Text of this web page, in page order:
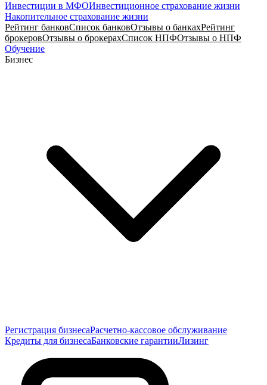
Инвестиции в МФОИнвестиционное страхование жизни
Накопительное страхование жизни
Рейтинг банковСписок банковОтзывы о банкахРейтинг
брокеровОтзывы о брокерахСписок НПФОтзывы о НПФ
Обучение
Бизнес
Регистрация бизнесаРасчетно-кассовое обслуживание
Кредиты для бизнесаБанковские гарантииЛизинг